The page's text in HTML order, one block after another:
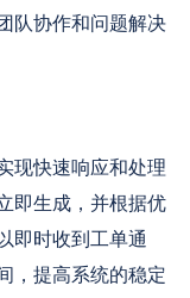
队协作和问题解决
现快速响应和处理
即生成，并根据优
即时收到工单通
，提高系统的稳定